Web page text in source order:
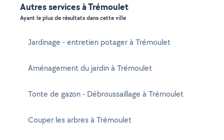
Autres services à Trémoulet
Ayant le plus de résultats dans cette ville
Jardinage - entretien potager à Trémoulet
Aménagement du jardin à Trémoulet
Tonte de gazon - Débroussaillage à Trémoulet
Couper les arbres à Trémoulet